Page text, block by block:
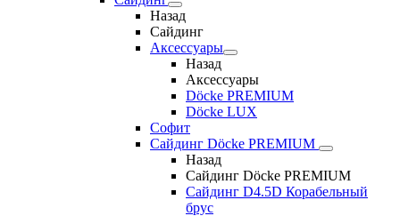
Назад
Сайдинг
Аксессуары
Назад
Аксессуары
Döcke PREMIUM
Döcke LUX
Софит
Сайдинг Döcke PREMIUM
Назад
Сайдинг Döcke PREMIUM
Сайдинг D4.5D Корабельный
брус